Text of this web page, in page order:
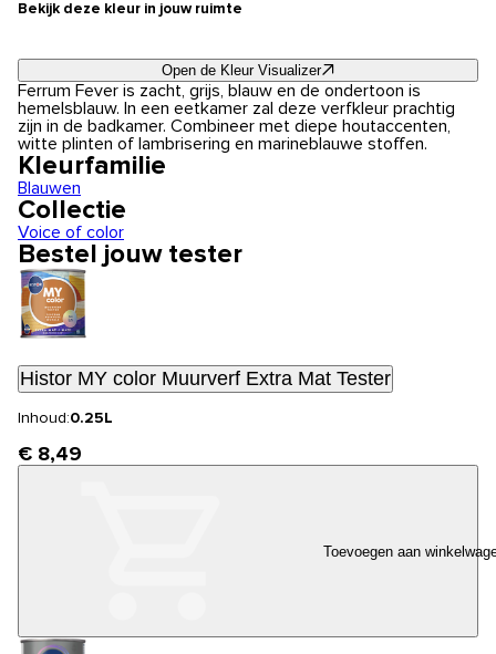
Bekijk deze kleur in jouw ruimte
Open de Kleur Visualizer
Ferrum Fever is zacht, grijs, blauw en de ondertoon is
hemelsblauw. In een eetkamer zal deze verfkleur prachtig
zijn in de badkamer. Combineer met diepe houtaccenten,
witte plinten of lambrisering en marineblauwe stoffen.
Kleurfamilie
Blauwen
Collectie
Voice of color
Bestel jouw tester
Histor MY color Muurverf Extra Mat Tester
Inhoud:0.25L
€ 8,49
Toevoegen aan